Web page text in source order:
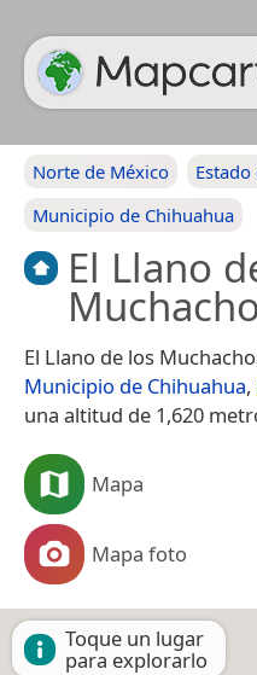
Norte de México
Municipio de Chihuahua
El Llano
El Llano de los
Municipio de Chihuahua,
una altitud de 1,620
Mapa
Mapa foto
Toque un lugar
para explorarlo